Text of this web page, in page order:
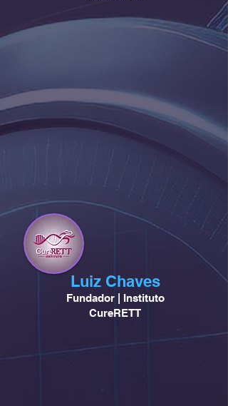
Luiz Chaves
Fundador | Instituto
CureRETT